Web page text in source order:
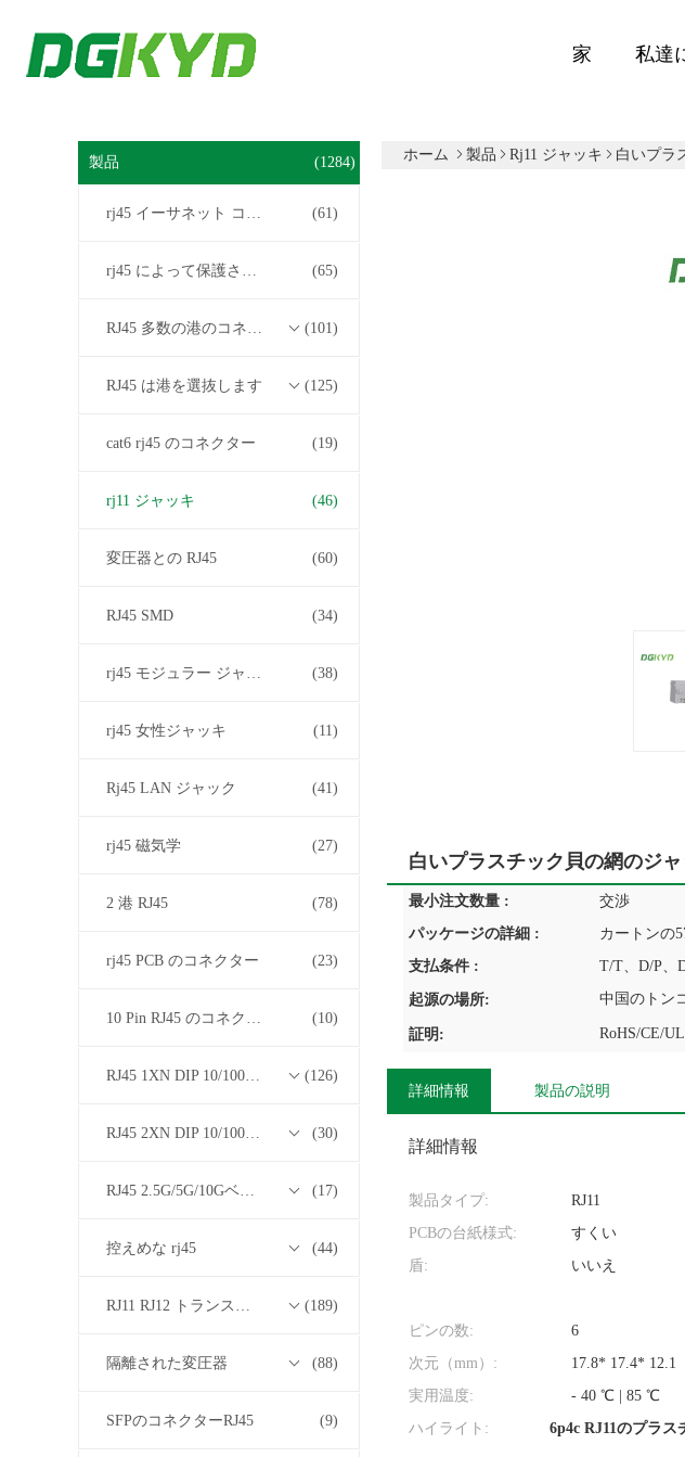
家 私達
製品 (1284)
rj45 イーサネット コネクター (61)
rj45 によって保護されるコネクター (65)
RJ45 多数の港のコネクター (101)
RJ45 は港を選抜します (125)
cat6 rj45 のコネクター (19)
rj11 ジャッキ (46)
変圧器との RJ45 (60)
RJ45 SMD (34)
rj45 モジュラー ジャック (38)
rj45 女性ジャッキ (11)
Rj45 LAN ジャック (41)
rj45 磁気学 (27)
2 港 RJ45 (78)
rj45 PCB のコネクター (23)
10 Pin RJ45 のコネクター (10)
RJ45 1XN DIP 10/100/1000Mベース-T トランスフォーマーシリーズ (126)
RJ45 2XN DIP 10/100/1000Mベース-T トランスフォーマーシリーズ (30)
RJ45 2.5G/5G/10GベースTトランスフォーマーシリーズ (17)
控えめな rj45 (44)
RJ11 RJ12 トランスフォーマーシリーズなしの RJ45 (189)
隔離された変圧器 (88)
SFPのコネクターRJ45 (9)
ホーム 製品 Rj11 ジャッキ 白いプラ
白いプラスチック貝の網のジ
最小注文数量 : 交渉
パッケージの詳細 :
カートンの
支払条件 :
起源の場所: 中国のトン
証明: RoHS/CE/
詳細情報 製品の説明
詳細情報
製品タイプ: RJ11
PCBの台紙様式:
すくい
盾:
いいえ
ピンの数: 6
次元（mm）:
17.8* 17.4* 12.1
実用温度:
- 40 ℃ | 85 ℃
ハイライト:
6p4c RJ11のプラス